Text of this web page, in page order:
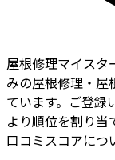
屋根修理マイスタ
みの屋根修理・屋
ています。ご登録
より順位を割り当
口コミスコアにつ